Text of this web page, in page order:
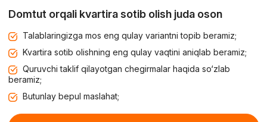
Domtut orqali kvartira sotib olish juda oson
Talablaringizga mos eng qulay variantni topib beramiz;
Kvartira sotib olishning eng qulay vaqtini aniqlab beramiz;
Quruvchi taklif qilayotgan chegirmalar haqida so‘zlab
beramiz;
Butunlay bepul maslahat;